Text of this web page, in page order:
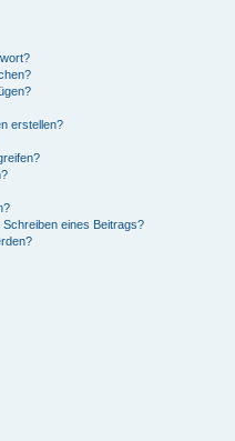
erstellen?
Schreiben eines Beitrags?